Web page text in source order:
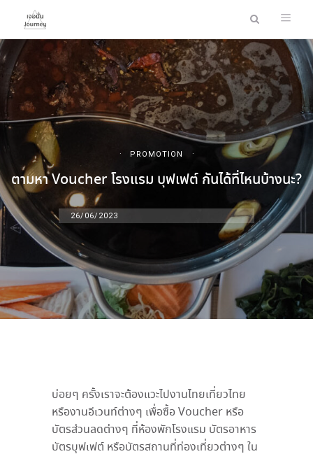
PROMOTION
ตามหา Voucher โรงแรม บุฟเฟต์ กันได้ที่ไหนบ้างนะ?
26/06/2023
บ่อยๆ ครั้งเราจะต้องแวะไปงานไทยเที่ยวไทย
หรืองานอีเวนท์ต่างๆ เพื่อซื้อ Voucher หรือ
บัตรส่วนลดต่างๆ ที่ห้องพักโรงแรม บัตรอาหาร
บัตรบุฟเฟต์ หรือบัตรสถานที่ท่องเที่ยวต่างๆ ใน